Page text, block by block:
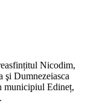
Nicodim,
Dumnezeiasca
municipiul Edineț,